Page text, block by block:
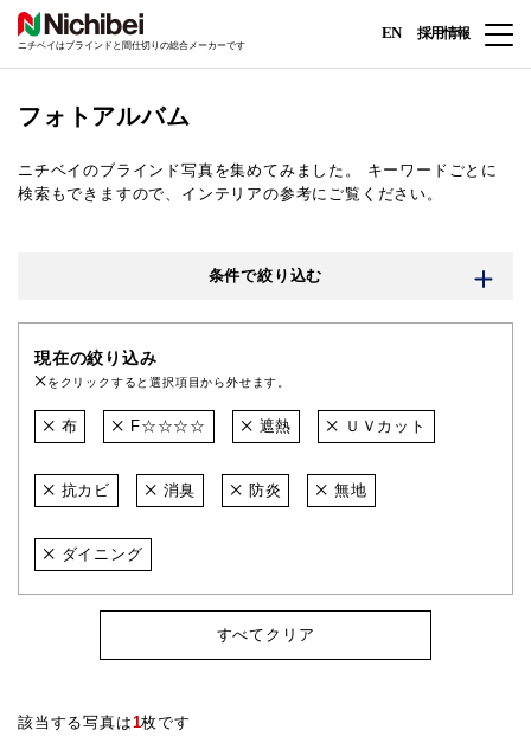
ニチベイはブラインドと間仕切りの総合メーカーです
EN 採用情報
フォトアルバム
ニチベイのブラインド写真を集めてみました。
キーワードごとに
検索もできますので、インテリアの参考にご覧ください。
条件で絞り込む
現在の絞り込み
をクリックすると選択項目から外せます。
布 F☆☆☆☆ 遮熱 ＵＶカット
抗カビ 消臭 防炎 無地
ダイニング
すべてクリア
該当する写真は1枚です